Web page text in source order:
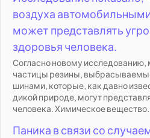
воздуха
может представлять
здоровья человека.
Согласно новому
частицы резины,
шинами, которые, как давно
дикой природе, могут
человека. Химическое вещество...
Паника в связи со